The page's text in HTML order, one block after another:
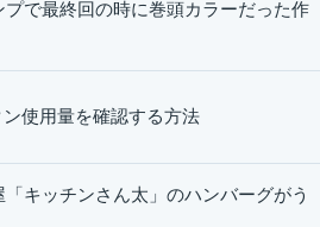
で最終回の時に巻頭カラーだった作
使用量を確認する方法
キッチンさん太」のハンバーグがう